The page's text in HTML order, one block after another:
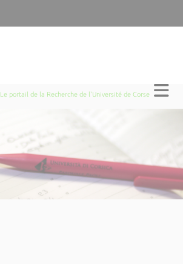
Le portail de la Recherche de l'Université de Corse